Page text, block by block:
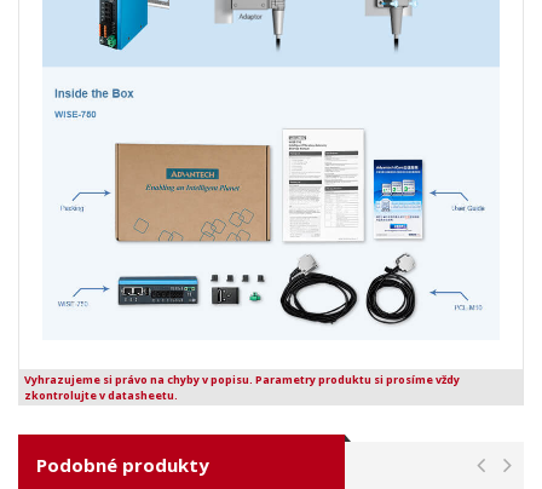
Vyhrazujeme si právo na chyby v popisu. Parametry produktu si prosíme vždy
zkontrolujte v datasheetu.
Podobné produkty